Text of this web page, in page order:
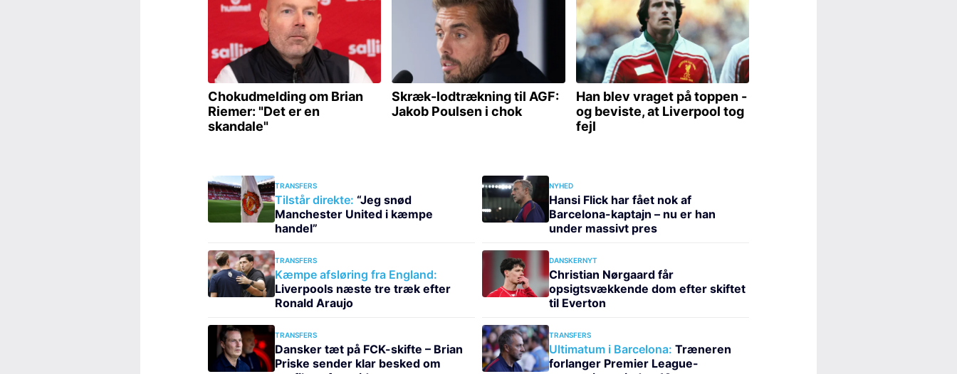
TRANSFERS
Tilstår direkte: “Jeg snød
Manchester United i kæmpe
handel”
NYHED
Hansi Flick har fået nok af
Barcelona-kaptajn – nu er han
under massivt pres
TRANSFERS
Kæmpe afsløring fra England:
Liverpools næste tre træk efter
Ronald Araujo
DANSKERNYT
Christian Nørgaard får
opsigtsvækkende dom efter skiftet
til Everton
TRANSFERS
Dansker tæt på FCK-skifte – Brian
Priske sender klar besked om
TRANSFERS
Ultimatum i Barcelona: Træneren
forlanger Premier League-